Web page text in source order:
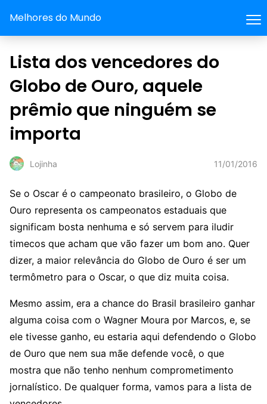
Melhores do Mundo
Lista dos vencedores do
Globo de Ouro, aquele
prêmio que ninguém se
importa
Lojinha 11/01/2016
Se o Oscar é o campeonato brasileiro, o Globo de
Ouro representa os campeonatos estaduais que
significam bosta nenhuma e só servem para iludir
timecos que acham que vão fazer um bom ano. Quer
dizer, a maior relevância do Globo de Ouro é ser um
termômetro para o Oscar, o que diz muita coisa.
Mesmo assim, era a chance do Brasil brasileiro ganhar
alguma coisa com o Wagner Moura por Marcos, e, se
ele tivesse ganho, eu estaria aqui defendendo o Globo
de Ouro que nem sua mãe defende você, o que
mostra que não tenho nenhum comprometimento
jornalístico. De qualquer forma, vamos para a lista de